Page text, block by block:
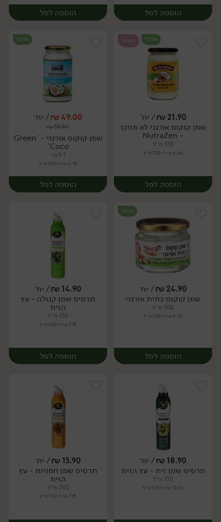
הוספה לסל
יח׳
הוספה לסל
יח׳
אורגני טבעוני
21.90
₪/ יח׳
שמן קוקוס אורגני לא מזוכך
- NutraZen
330 מ״ל
6.64 ₪ ל-100 מ״ל
הוספה לסל
יח׳
אורגני
49.00
₪/ יח׳
59.90
₪
שמן קוקוס אורגני - 'Green
Coco'
1 ליטר
4.90 ₪ ל-100 מ״ל
הוספה לסל
יח׳
אורגני
24.90
₪/ יח׳
שמן קוקוס כתית אורגני
300 מ״ל
8.30 ₪ ל-100 מ״ל
הוספה לסל
יח׳
14.90
₪/ יח׳
תרסיס שמן קנולה - עץ
הזית
150 מ״ל
9.93 ₪ ל-100 מ״ל
הוספה לסל
יח׳
18.90
₪/ יח׳
תרסיס שמן זית - עץ הזית
150 מ״ל
12.60 ₪ ל-100 מ״ל
15.90
₪/ יח׳
תרסיס שמן חמניות - עץ
הזית
200 מ״ל
7.95 ₪ ל-100 מ״ל